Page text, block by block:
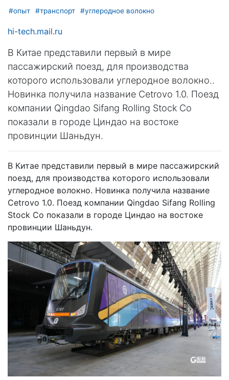
#опыт #транспорт #углеродное волокно
hi-tech.mail.ru
В Китае представили первый в мире
пассажирский поезд, для производства
которого использовали углеродное волокно..
Новинка получила название Cetrovo 1.0. Поезд
компании Qingdao Sifang Rolling Stock Co
показали в городе Циндао на востоке
провинции Шаньдун.
В Китае представили первый в мире пассажирский
поезд, для производства которого использовали
углеродное волокно. Новинка получила название
Cetrovo 1.0. Поезд компании Qingdao Sifang Rolling
Stock Co показали в городе Циндао на востоке
провинции Шаньдун.